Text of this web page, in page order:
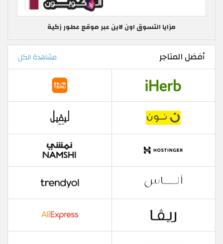
مزايا التسوق اون لاين عبر موقع عطور زكية
أفضل المتاجر مشاهدة الكل